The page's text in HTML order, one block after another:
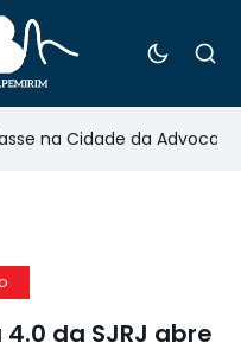
Cidade da Advocacia
da SJRJ abre